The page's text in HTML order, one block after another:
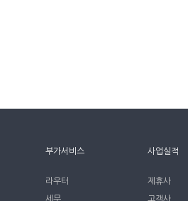
부가서비스
라우터
세무
사업실적
제휴사
고객사